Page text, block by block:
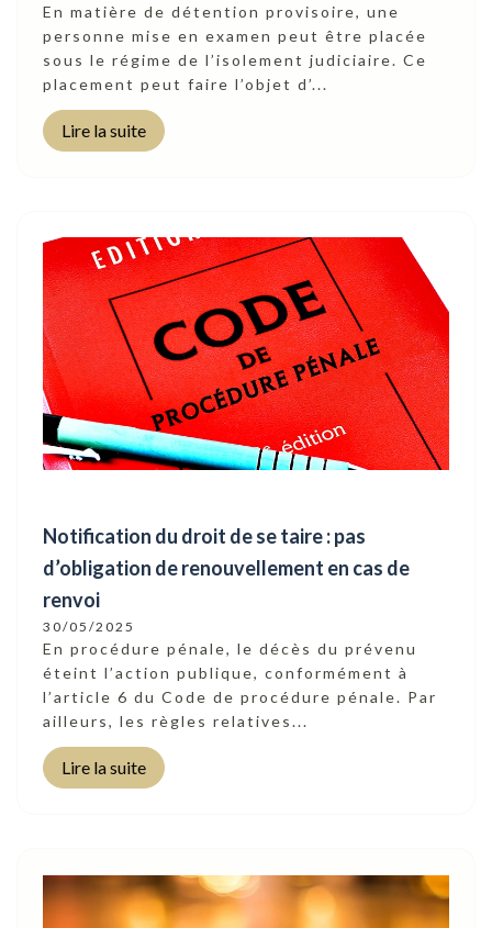
En matière de détention provisoire, une
personne mise en examen peut être placée
sous le régime de l’isolement judiciaire. Ce
placement peut faire l’objet d’...
Lire la suite
Notification du droit de se taire : pas
d’obligation de renouvellement en cas de
renvoi
30/05/2025
En procédure pénale, le décès du prévenu
éteint l’action publique, conformément à
l’article 6 du Code de procédure pénale. Par
ailleurs, les règles relatives...
Lire la suite